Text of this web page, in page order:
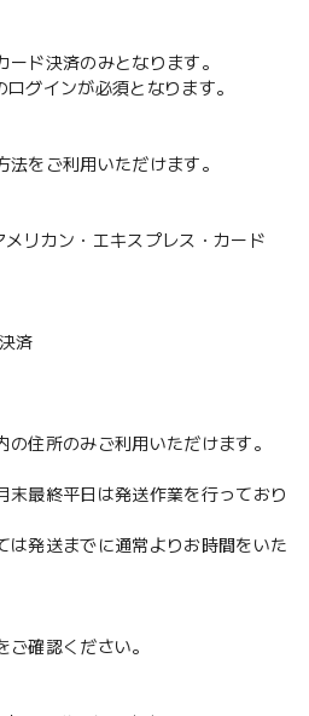
ード決済のみとなります。
ログインが必須となります。
法をご利用いただけます。
カン・エキスプレス・カード
済
の住所のみご利用いただけます。
最終平日は発送作業を行っており
発送までに通常よりお時間をいた
ご確認ください。